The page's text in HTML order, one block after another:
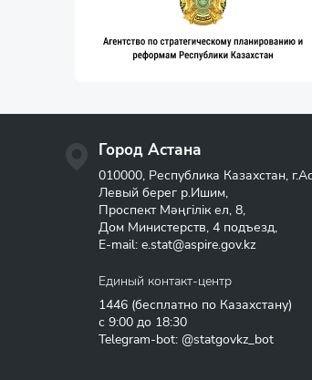
Город Астана
010000, Республика Казахстан,
Левый берег р.Ишим,
Проспект Мәңгілік ел, 8,
Дом Министерств, 4 подъезд,
E-mail: e.stat@aspire.gov.kz
Единый контакт-центр
1446 (бесплатно по Казахстану)
с 9:00 до 18:30
Telegram-bot: @statgovkz_bot